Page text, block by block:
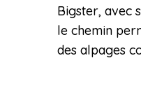
Bigster, avec
le chemin
des alpages